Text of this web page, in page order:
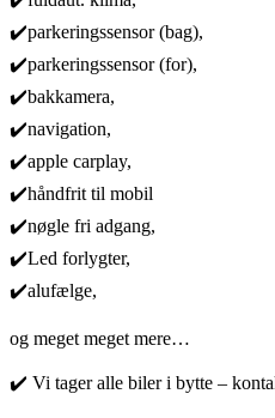
✔️parkeringssensor (bag),
✔️parkeringssensor (for),
✔️bakkamera,
✔️navigation,
✔️apple carplay,
✔️håndfrit til mobil
✔️nøgle fri adgang,
✔️Led forlygter,
✔️alufælge,
og meget meget mere…
✔️ Vi tager alle biler i bytte –